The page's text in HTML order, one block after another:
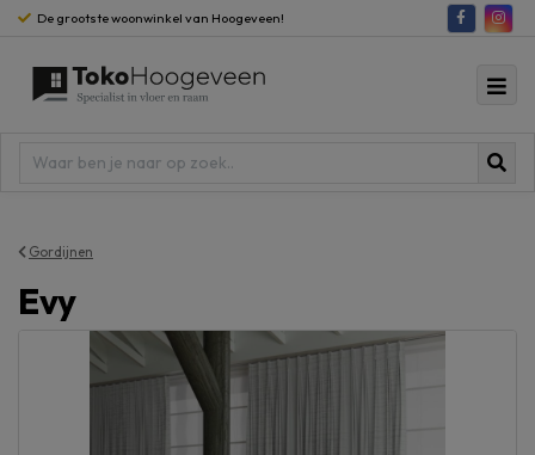
De grootste woonwinkel van Hoogeveen!
Gordijnen
Evy